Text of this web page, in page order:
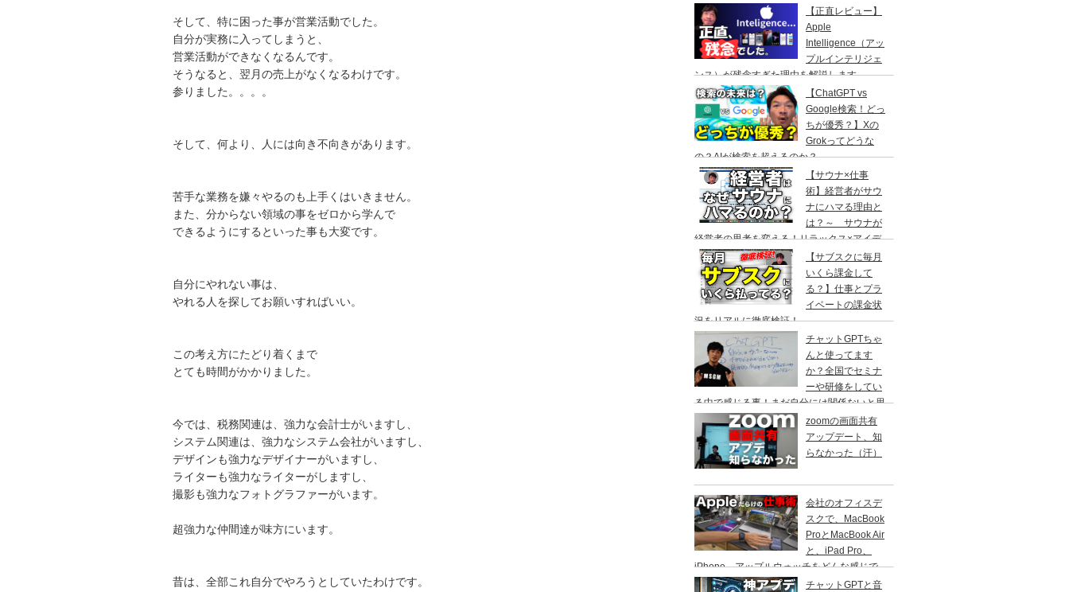
そして、特に困った事が営業活動でした。
自分が実務に入ってしまうと、
営業活動ができなくなるんです。
そうなると、翌月の売上がなくなるわけです。
参りました。。。。
そして、何より、人には向き不向きがあります。
苦手な業務を嫌々やるのも上手くはいきません。
また、分からない領域の事をゼロから学んで
できるようにするといった事も大変です。
自分にやれない事は、
やれる人を探してお願いすればいい。
この考え方にたどり着くまで
とても時間がかかりました。
今では、税務関連は、強力な会計士がいますし、
システム関連は、強力なシステム会社がいますし、
デザインも強力なデザイナーがいますし、
ライターも強力なライターがしますし、
撮影も強力なフォトグラファーがいます。
超強力な仲間達が味方にいます。
昔は、全部これ自分でやろうとしていたわけです。
【正直レビュー】
Apple
Intelligence（アッ
プルインテリジェ
ンス）が残念すぎた理由を解説します
【ChatGPT vs
Google検索！どっ
ちが優秀？】Xの
Grokってどうな
の？AIが検索を超えるのか？
【サウナ×仕事
術】経営者がサウ
ナにハマる理由と
は？～ サウナが
経営者の思考を変える！リラックス×アイデ
ア創出の最強ツール ～
【サブスクに毎月
いくら課金して
る？】仕事とプラ
イベートの課金状
況をリアルに徹底検証！
チャットGPTちゃ
んと使ってます
か？全国でセミナ
ーや研修をしてい
る中で感じる事！まだ自分には関係ないと思
っていませんか？
zoomの画面共有
アップデート、知
らなかった（汗）
会社のオフィスデ
スクで、MacBook
ProとMacBook Air
と、iPad Pro、
iPhone、アップルウォッチをどんな感じで
使って仕事をしているのかをご紹介！Macで
チャットGPTと音